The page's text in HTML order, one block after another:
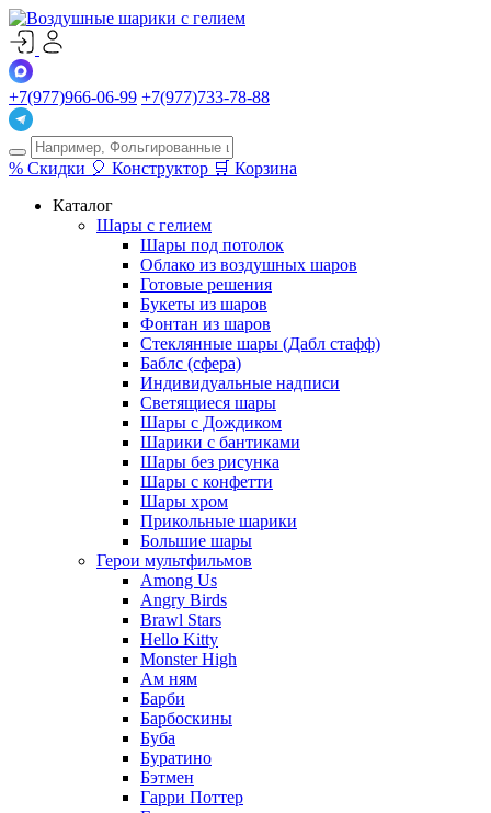
+7(977)966-06-99 +7(977)733-78-88
% Скидки 🎈 Конструктор 🛒 Корзина
Каталог
Шары с гелием
Шары под потолок
Облако из воздушных шаров
Готовые решения
Букеты из шаров
Фонтан из шаров
Стеклянные шары (Дабл стафф)
Баблс (сфера)
Индивидуальные надписи
Светящиеся шары
Шары с Дождиком
Шарики с бантиками
Шары без рисунка
Шары с конфетти
Шары хром
Прикольные шарики
Большие шары
Герои мультфильмов
Among Us
Angry Birds
Brawl Stars
Hello Kitty
Monster High
Ам ням
Барби
Барбоскины
Буба
Буратино
Бэтмен
Гарри Поттер